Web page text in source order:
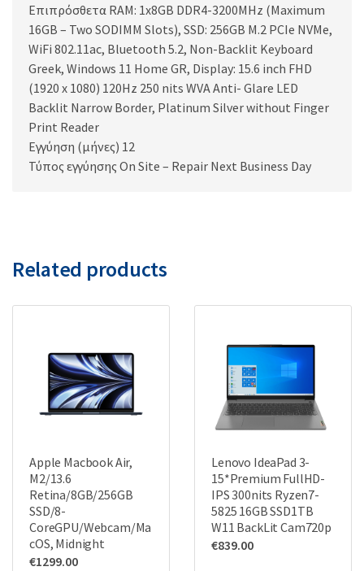
Επιπρόσθετα RAM: 1x8GB DDR4-3200MHz (Maximum
16GB – Two SODIMM Slots), SSD: 256GB M.2 PCIe NVMe,
WiFi 802.11ac, Bluetooth 5.2, Non-Backlit Keyboard
Greek, Windows 11 Home GR, Display: 15.6 inch FHD
(1920 x 1080) 120Hz 250 nits WVA Anti- Glare LED
Backlit Narrow Border, Platinum Silver without Finger
Print Reader
Εγγύηση (μήνες) 12
Τύπος εγγύησης On Site – Repair Next Business Day
Related products
Apple Macbook Air,
M2/13.6
Retina/8GB/256GB
SSD/8-
CoreGPU/Webcam/Ma
cOS, Midnight
€1299.00
Lenovo IdeaPad 3-
15*Premium FullHD-
IPS 300nits Ryzen7-
5825 16GB SSD1TB
W11 BackLit Cam720p
€839.00